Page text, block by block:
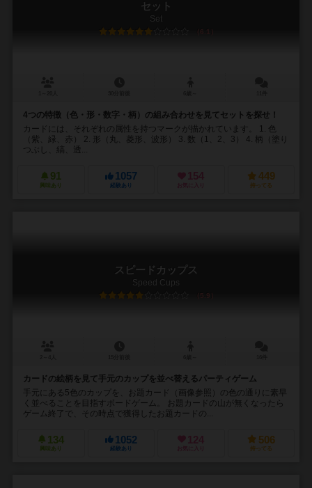
セット
Set
6.1
4つの特徴（色・形・数字・柄）の組み合わせを見てセットを探せ！
カードには、それぞれの属性を持つマークが描かれています。 1. 色
（紫、緑、赤） 2. 形（丸、菱形、波形） 3. 数（1、2、3） 4. 柄（塗り
つぶし、縞、透...
91
興味あり
1057
経験あり
154
お気に入り
449
持ってる
スピードカップス
Speed Cups
5.9
カードの絵柄を見て手元のカップを並べ替えるパーティゲーム
手元にある5色のカップを、お題カード（画像参照）の色の通りに素早
く並べることを目指すボードゲーム。 お題カードの山が無くなったら
ゲーム終了で、その時点で獲得したお題カードの...
134
興味あり
1052
経験あり
124
お気に入り
506
持ってる